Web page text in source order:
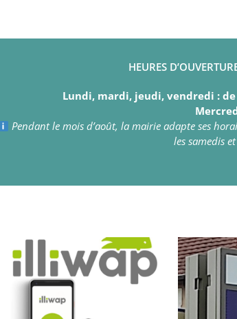
HEURES
Lundi, mardi, jeudi, vendredi :
Pendant le mois d’août, la mairie adapte ses
les samedis